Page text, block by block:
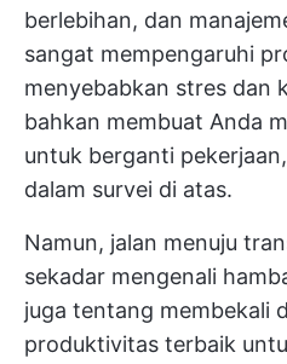
berlebihan, dan
sangat mempengaruhi
menyebabkan stres dan
bahkan membuat Anda
untuk berganti
dalam survei di atas.
Namun, jalan menuju
sekadar mengenali
juga tentang membekali
produktivitas terbaik